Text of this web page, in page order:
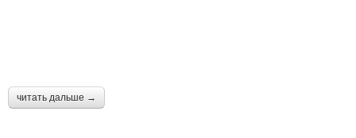
читать дальше →